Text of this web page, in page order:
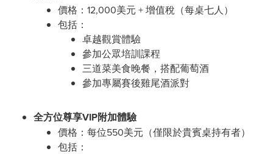
價格：12,000美元 + 增值稅（每桌七人）
包括：
卓越觀賞體驗
參加公眾培訓課程
三道菜美食晚餐，搭配葡萄酒
參加專屬賽後雞尾酒派對
全方位尊享VIP附加體驗
價格：每位550美元（僅限於貴賓桌持有者）
包括：